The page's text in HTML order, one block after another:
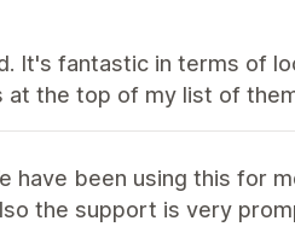
It's fantastic in terms of
the top of my list of
have been using this for
the support is very